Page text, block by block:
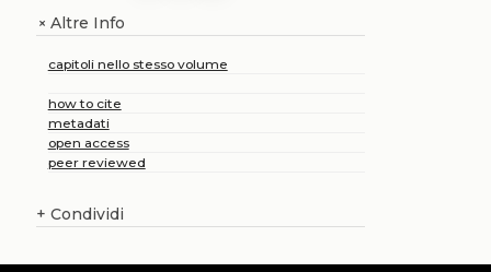
+Altre Info
capitoli nello stesso volume
how to cite
metadati
open access
peer reviewed
+ Condividi